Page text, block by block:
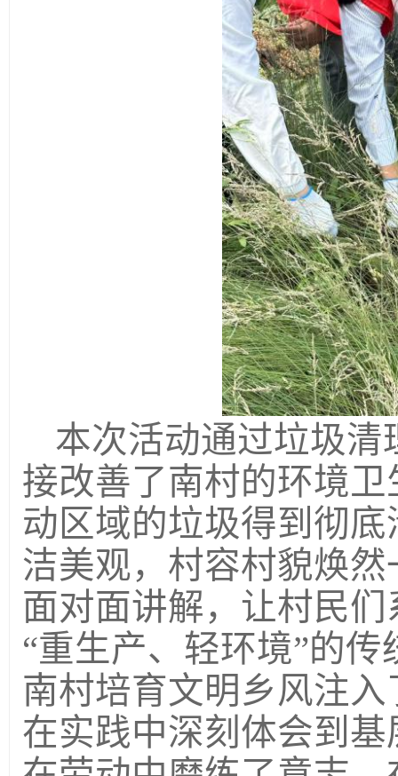
本次活动通过垃圾
接改善了南村的环境
动区域的垃圾得到彻
洁美观，村容村貌焕
面对面讲解，让村民
“重生产、轻环境”的
南村培育文明乡风注
在实践中深刻体会到